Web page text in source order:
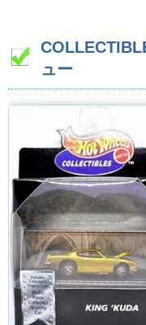
ュー